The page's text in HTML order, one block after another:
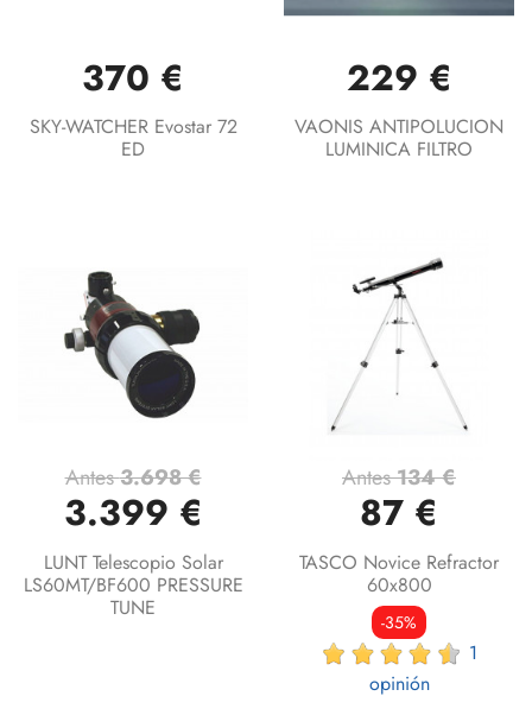
370 €
SKY-WATCHER Evostar 72
ED
229 €
VAONIS ANTIPOLUCION
LUMINICA FILTRO
Antes3.698 €
3.399 €
LUNT Telescopio Solar
LS60MT/BF600 PRESSURE
TUNE
Antes134 €
87 €
TASCO Novice Refractor
60x800
-35%
1
opinión